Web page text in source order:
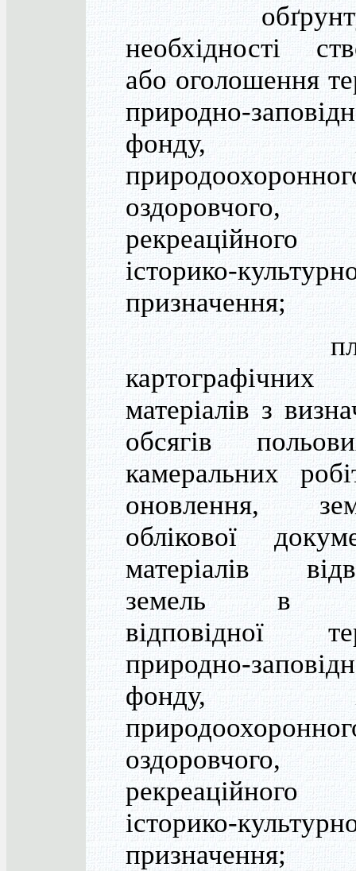
необхідності
або оголошення
природно-
фонду,
оздоровчого,
історико-
призначення;
картографічних
матеріалів з
обсягів
камеральних
оновлення,
облікової
матеріалів
земель в
відповідної
природно-
фонду,
оздоровчого,
історико-
призначення;